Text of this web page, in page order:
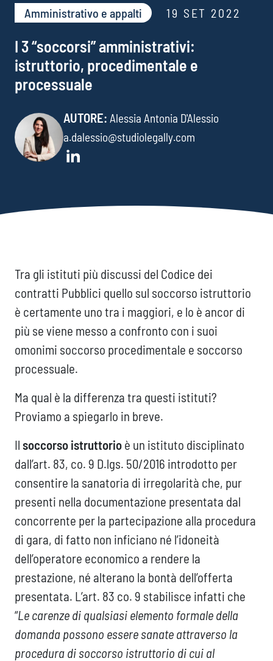
Amministrativo e appalti​ 19 SET 2022
I 3 “soccorsi” amministrativi:
istruttorio, procedimentale e
processuale
AUTORE: Alessia Antonia D'Alessio
a.dalessio@studiolegally.com
Tra gli istituti più discussi del Codice dei
contratti Pubblici quello sul soccorso istruttorio
è certamente uno tra i maggiori, e lo è ancor di
più se viene messo a confronto con i suoi
omonimi soccorso procedimentale e soccorso
processuale.
Ma qual è la differenza tra questi istituti?
Proviamo a spiegarlo in breve.
Il soccorso istruttorio è un istituto disciplinato
dall’art. 83, co. 9 D.lgs. 50/2016 introdotto per
consentire la sanatoria di irregolarità che, pur
presenti nella documentazione presentata dal
concorrente per la partecipazione alla procedura
di gara, di fatto non inficiano né l’idoneità
dell’operatore economico a rendere la
prestazione, né alterano la bontà dell’offerta
presentata. L’art. 83 co. 9 stabilisce infatti che
“Le carenze di qualsiasi elemento formale della
domanda possono essere sanate attraverso la
procedura di soccorso istruttorio di cui al